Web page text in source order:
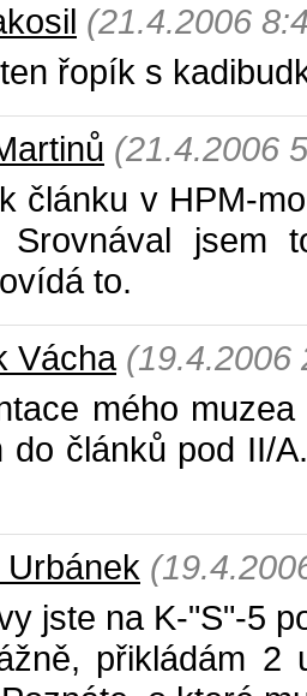
(21.4.2006
řopík s
(21.4.2006
článku v HPM-
Srovnával jsem
to.
Vácha (19.4.2006
mého
do článků pod II/
Urbánek
jste na K-"S"-5
přikládám 2